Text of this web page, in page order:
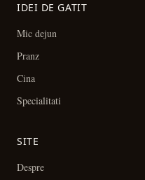
IDEI DE GATIT
Mic dejun
Pranz
Cina
Specialitati
SITE
Despre